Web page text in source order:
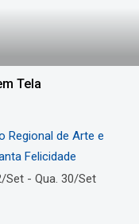
Tela
Felicidade
Set - Qua. 30/Set